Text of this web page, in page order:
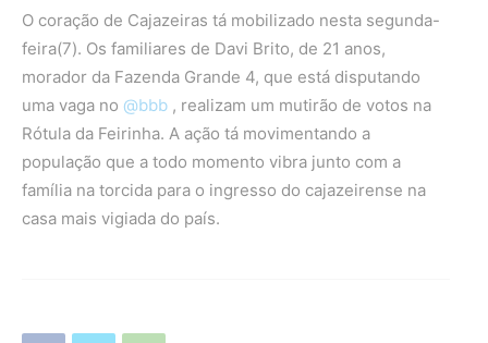
O coração de Cajazeiras tá mobilizado nesta segunda-
feira(7). Os familiares de Davi Brito, de 21 anos,
morador da Fazenda Grande 4, que está disputando
uma vaga no @bbb , realizam um mutirão de votos na
Rótula da Feirinha. A ação tá movimentando a
população que a todo momento vibra junto com a
família na torcida para o ingresso do cajazeirense na
casa mais vigiada do país.